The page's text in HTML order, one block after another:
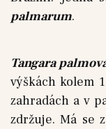
palmarum.
Tangara
výškách kolem
zahradách a v
zdržuje. Má se